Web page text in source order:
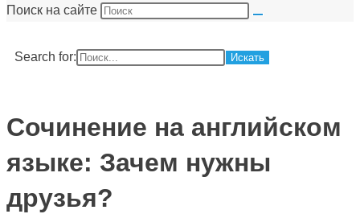
Поиск на сайте
Search for:
Сочинение на английском
языке: Зачем нужны
друзья?